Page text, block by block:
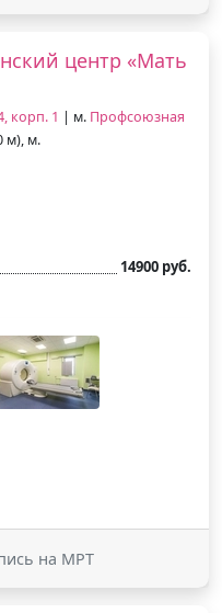
центр «Мать
корп. 1 | м. Профсоюзная
м), м.
14900 руб.
на МРТ